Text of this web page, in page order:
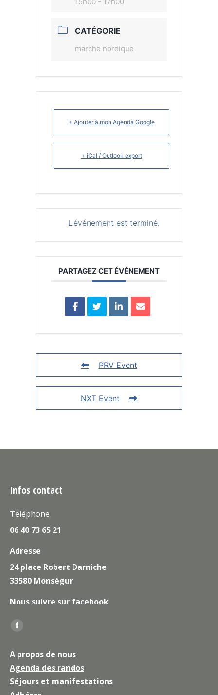
CATÉGORIE
marche nordique
+ Ajouter à mon Agenda Google
+ iCal / Outlook export
L'événement est terminé.
PARTAGEZ CET ÉVÉNEMENT
PRV Event
NXT Event
Infos contact
Téléphone
06 40 73 65 21
Adresse
24 place Robert Darniche
33580 Monségur
Nous suivre sur facebook
Trouvez nous sur :
La
Facebook
s'ouvre
dans
A propos de nous
Agenda des randos
Séjours et manifestations